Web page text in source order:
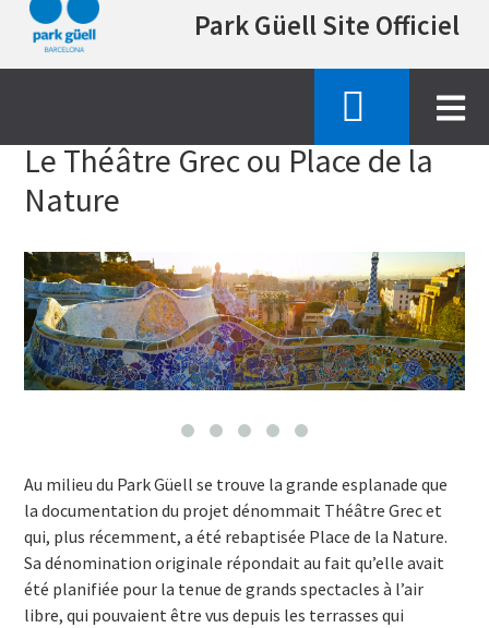
au
principal
Park Güell Site Officiel
Le Théâtre Grec ou Place de la
Nature
Au milieu du Park Güell se trouve la grande esplanade que
la documentation du projet dénommait Théâtre Grec et
qui, plus récemment, a été rebaptisée Place de la Nature.
Sa dénomination originale répondait au fait qu’elle avait
été planifiée pour la tenue de grands spectacles à l’air
libre, qui pouvaient être vus depuis les terrasses qui